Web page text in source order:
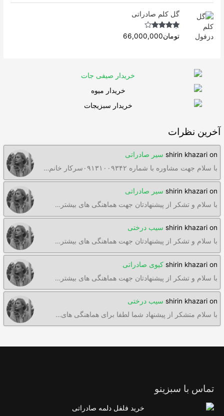
گل کلم صادراتی
Rated4.63
out of 5
تومان66,000,000
آخرین نظرات
shirin khazari on
سیر صادراتی
با سلام جهت مشاوره با شماره ۰۹۱۳۱۰۰۹۳۴۲سرکار خانم…
shirin khazari on
سیر صادراتی
با سلام و تشکر از پیشنهادتان جهت هماهنگی های بیشتر…
shirin khazari on
سیب درختی
با سلام و تشکر از پیشنهادتان جهت هماهنگی های بیشتر…
shirin khazari on
کیوی صادراتی
با سلام و تشکر از پیشنهادتان جهت هماهنگی های بیشتر…
shirin khazari on
سیب درختی
با سلام متشکر از پیشنهاد شما لطفا برای هماهنگی های…
تماس با سبزینو